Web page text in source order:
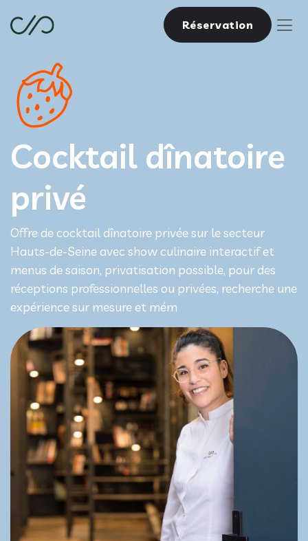
Réservation
Cocktail dînatoire
privé
Offre de cocktail dînatoire privée sur le secteur
Hauts-de-Seine avec show culinaire interactif et
menus de saison, privatisation possible, pour des
réceptions professionnelles ou privées, recherche une
expérience sur mesure et mém